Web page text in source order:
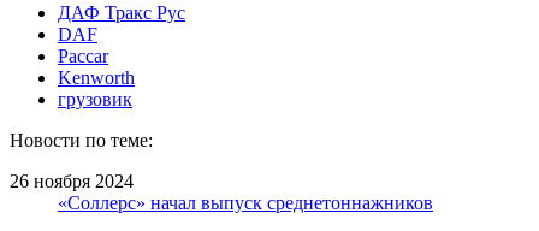
ДАФ Тракс Рус
DAF
Paccar
Kenworth
грузовик
Новости по теме:
26 ноября 2024
«Соллерс» начал выпуск среднетоннажников